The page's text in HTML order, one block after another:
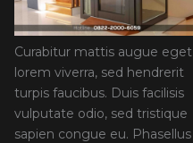
Curabitur mattis augue eget
lorem viverra, sed hendrerit
turpis faucibus. Duis facilisis
vulputate odio, sed tristique
sapien congue eu. Phasellus